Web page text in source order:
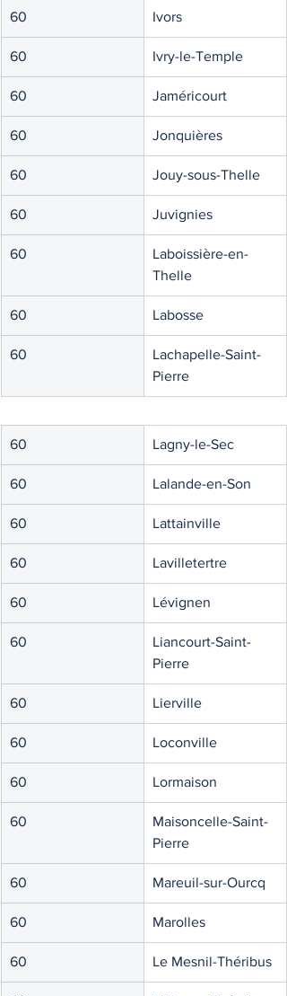
60 Ivors
60 Ivry-le-Temple
60 Jaméricourt
60 Jonquières
60 Jouy-sous-Thelle
60 Juvignies
60
Laboissière-en-
Thelle
60 Labosse
60
Lachapelle-Saint-
Pierre
60 Lagny-le-Sec
60 Lalande-en-Son
60 Lattainville
60 Lavilletertre
60 Lévignen
60
Liancourt-Saint-
Pierre
60 Lierville
60 Loconville
60 Lormaison
60
Maisoncelle-Saint-
Pierre
60 Mareuil-sur-Ourcq
60 Marolles
60 Le Mesnil-Théribus